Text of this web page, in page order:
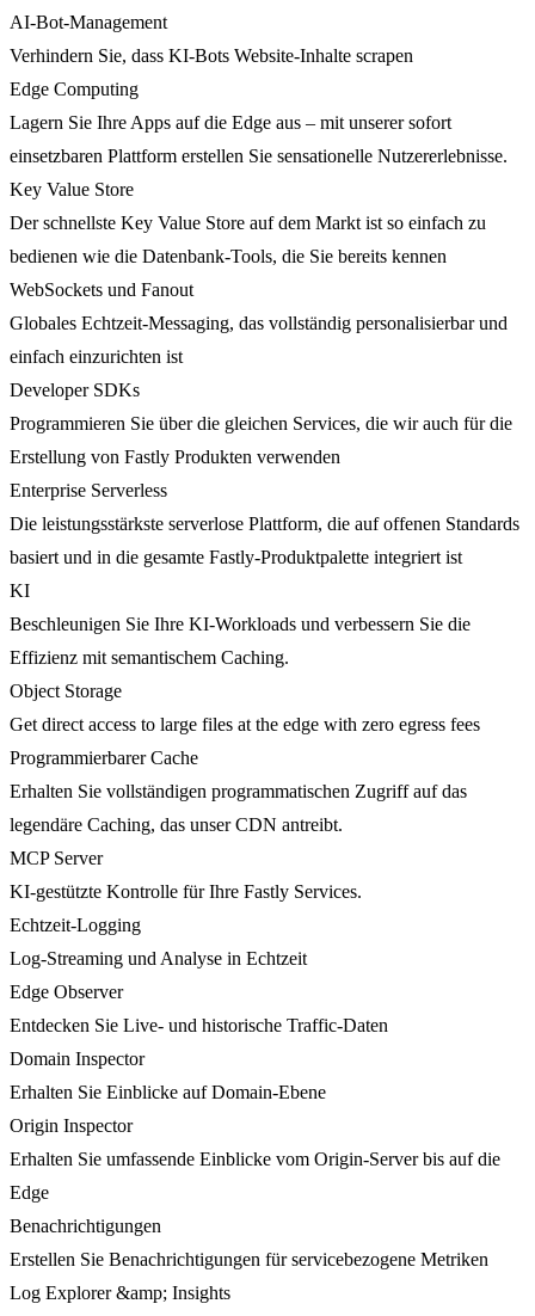
AI-Bot-Management
Verhindern Sie, dass KI-Bots Website-Inhalte scrapen
Edge Computing
Lagern Sie Ihre Apps auf die Edge aus – mit unserer sofort
einsetzbaren Plattform erstellen Sie sensationelle Nutzererlebnisse.
Key Value Store
Der schnellste Key Value Store auf dem Markt ist so einfach zu
bedienen wie die Datenbank-Tools, die Sie bereits kennen
WebSockets und Fanout
Globales Echtzeit-Messaging, das vollständig personalisierbar und
einfach einzurichten ist
Developer SDKs
Programmieren Sie über die gleichen Services, die wir auch für die
Erstellung von Fastly Produkten verwenden
Enterprise Serverless
Die leistungsstärkste serverlose Plattform, die auf offenen Standards
basiert und in die gesamte Fastly-Produktpalette integriert ist
KI
Beschleunigen Sie Ihre KI-Workloads und verbessern Sie die
Effizienz mit semantischem Caching.
Object Storage
Get direct access to large files at the edge with zero egress fees
Programmierbarer Cache
Erhalten Sie vollständigen programmatischen Zugriff auf das
legendäre Caching, das unser CDN antreibt.
MCP Server
KI-gestützte Kontrolle für Ihre Fastly Services.
Echtzeit-Logging
Log-Streaming und Analyse in Echtzeit
Edge Observer
Entdecken Sie Live- und historische Traffic-Daten
Domain Inspector
Erhalten Sie Einblicke auf Domain-Ebene
Origin Inspector
Erhalten Sie umfassende Einblicke vom Origin-Server bis auf die
Edge
Benachrichtigungen
Erstellen Sie Benachrichtigungen für servicebezogene Metriken
Log Explorer &amp; Insights